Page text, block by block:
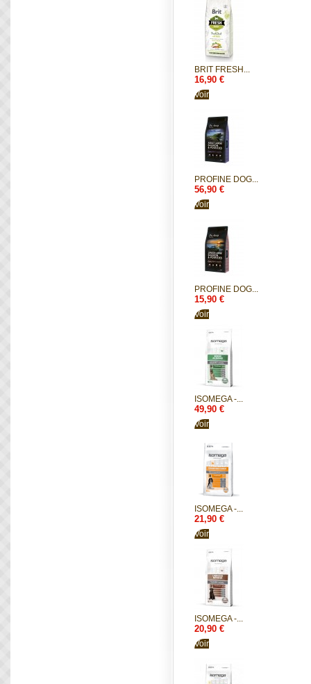
BRIT FRESH...
16,90 €
Voir
PROFINE DOG...
56,90 €
Voir
PROFINE DOG...
15,90 €
Voir
ISOMEGA -...
49,90 €
Voir
ISOMEGA -...
21,90 €
Voir
ISOMEGA -...
20,90 €
Voir